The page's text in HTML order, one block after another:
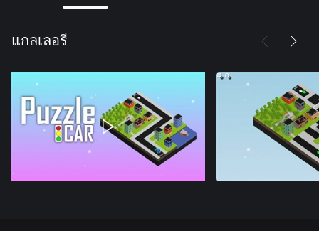
แกลเลอรี